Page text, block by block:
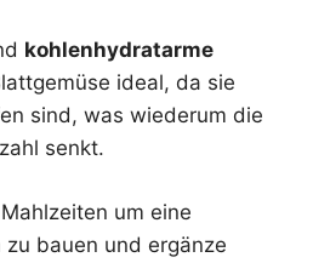
kohlenhydratarme
ideal, da sie
sind, was wiederum die
senkt.
um eine
bauen und ergänze